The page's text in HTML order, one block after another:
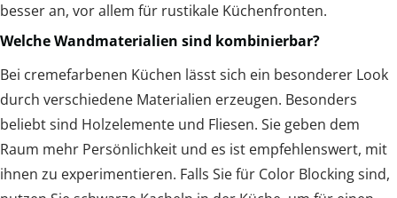
besser an, vor allem für rustikale Küchenfronten.
Welche Wandmaterialien sind kombinierbar?
Bei cremefarbenen Küchen lässt sich ein besonderer Look
durch verschiedene Materialien erzeugen. Besonders
beliebt sind Holzelemente und Fliesen. Sie geben dem
Raum mehr Persönlichkeit und es ist empfehlenswert, mit
ihnen zu experimentieren. Falls Sie für Color Blocking sind,